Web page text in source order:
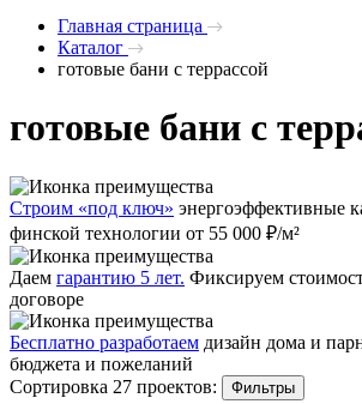
Главная страница
Каталог
готовые бани с террассой
готовые бани с
Строим «под ключ» энергоэффективные
финской технологии от 55 000 ₽/м²
Даем гарантию 5 лет. Фиксируем
договоре
Бесплатно разработаем дизайн дома и
бюджета и пожеланий
Сортировка 27 проектов:
Фильтры